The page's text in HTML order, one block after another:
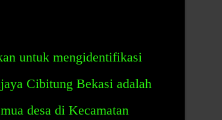
untuk mengidentifikasi
Cibitung Bekasi adalah
desa di Kecamatan